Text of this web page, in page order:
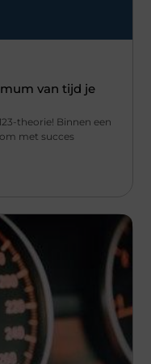
van tijd je
theorie! Binnen een
met succes